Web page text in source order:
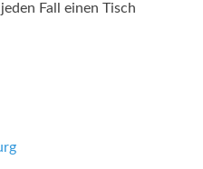
Fall einen Tisch